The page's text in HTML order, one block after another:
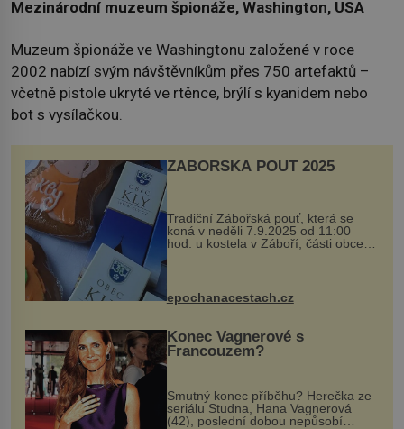
Mezinárodní muzeum špionáže, Washington, USA
Muzeum špionáže ve Washingtonu založené v roce
2002 nabízí svým návštěvníkům přes 750 artefaktů –
včetně pistole ukryté ve rtěnce, brýlí s kyanidem nebo
bot s vysílačkou.
ZÁBOŘSKÁ POUŤ 2025
Tradiční Zábořská pouť, která se
koná v neděli 7.9.2025 od 11:00
hod. u kostela v Záboří, části obce
Kly u Mělníka. V programu naleznete
komentovanou prohlídku kostela,
epochanacestach.cz
Konec Vagnerové s
Francouzem?
Smutný konec příběhu? Herečka ze
seriálu Studna, Hana Vagnerová
(42), poslední dobou nepůsobí